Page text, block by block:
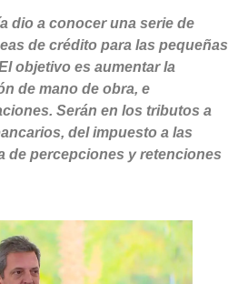
dio a conocer una serie de
de crédito para las pequeñas
objetivo es aumentar la
de mano de obra, e
Serán en los tributos a
del impuesto a las
de percepciones y retenciones